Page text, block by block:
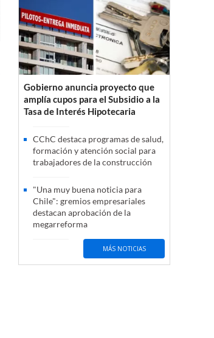
Gobierno anuncia proyecto que
amplía cupos para el Subsidio a la
Tasa de Interés Hipotecaria
CChC destaca programas de salud,
formación y atención social para
trabajadores de la construcción
"Una muy buena noticia para
Chile": gremios empresariales
destacan aprobación de la
megarreforma
MÁS NOTICIAS